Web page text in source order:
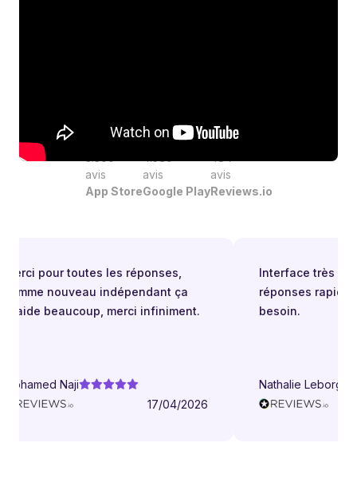
4.7
avis
App Store
4.5
avis
Google Play
4.8
avis
Reviews.io
pour toutes les réponses,
nouveau indépendant ça
beaucoup, merci infiniment.
Naji
17/04/2026
Interface très
réponses rapides
besoin.
Nathalie Leborgne